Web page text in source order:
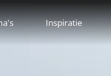
Inspiratie